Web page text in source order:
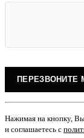
Нажимая на кнопку,
и соглашаетесь с